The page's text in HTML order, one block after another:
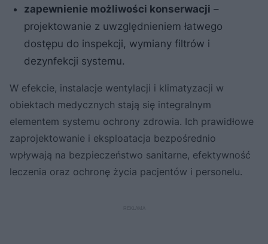
zapewnienie możliwości konserwacji –
projektowanie z uwzględnieniem łatwego
dostępu do inspekcji, wymiany filtrów i
dezynfekcji systemu.
W efekcie, instalacje wentylacji i klimatyzacji w
obiektach medycznych stają się integralnym
elementem systemu ochrony zdrowia. Ich prawidłowe
zaprojektowanie i eksploatacja bezpośrednio
wpływają na bezpieczeństwo sanitarne, efektywność
leczenia oraz ochronę życia pacjentów i personelu.